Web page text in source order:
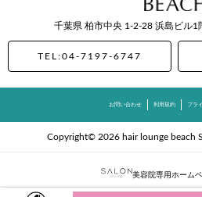
千葉県 柏市中央 1-2-28 浜島ビル1
TEL:04-7197-6747
お問い合わせ 利用規約 プラ
Copyright© 2026 hair lounge beach
美容院専用ホーム